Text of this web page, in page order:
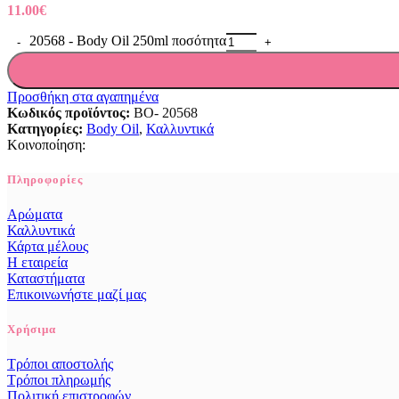
11.00€
20568 - Body Oil 250ml ποσότητα
Προσθήκη στα αγαπημένα
Κωδικός προϊόντος: BO- 20568
Κατηγορίες: Body Oil, Καλλυντικά
Κοινοποίηση:
Πληροφορίες
Αρώματα
Καλλυντικά
Κάρτα μέλους
Η εταιρεία
Καταστήματα
Επικοινωνήστε μαζί μας
Χρήσιμα
Τρόποι αποστολής
Τρόποι πληρωμής